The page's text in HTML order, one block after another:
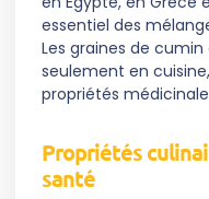
essentiel des
Les graines de
seulement en
propriétés
Propriétés
santé